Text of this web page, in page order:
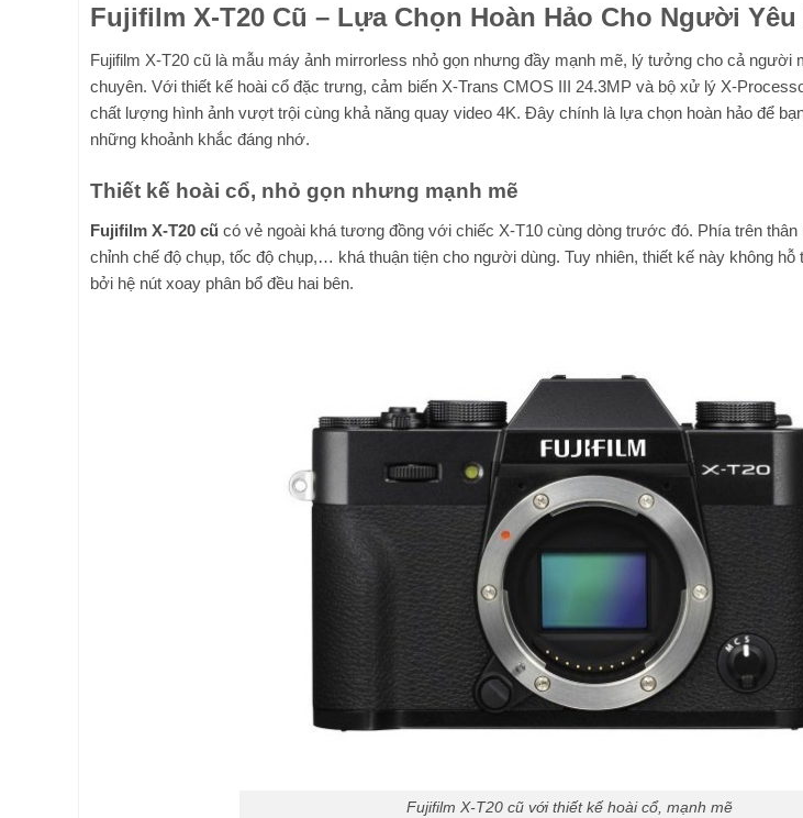
Fujifilm X-T20 Cũ – Lựa Chọn Hoàn Hảo Cho Người
Fujifilm X-T20 cũ là mẫu máy ảnh mirrorless nhỏ gọn nhưng đầy mạnh mẽ, lý tưởng cho cả người
chuyên. Với thiết kế hoài cổ đặc trưng, cảm biến X-Trans CMOS III 24.3MP và bộ xử lý X-
chất lượng hình ảnh vượt trội cùng khả năng quay video 4K. Đây chính là lựa chọn hoàn hảo để
những khoảnh khắc đáng nhớ.
Thiết kế hoài cổ, nhỏ gọn nhưng mạnh mẽ
Fujifilm X-T20 cũ có vẻ ngoài khá tương đồng với chiếc X-T10 cùng dòng trước đó. Phía trên
chỉnh chế độ chụp, tốc độ chụp,… khá thuận tiện cho người dùng. Tuy nhiên, thiết kế này không
bởi hệ nút xoay phân bổ đều hai bên.
Fujifilm X-T20 cũ với thiết kế hoài cổ, mạnh mẽ